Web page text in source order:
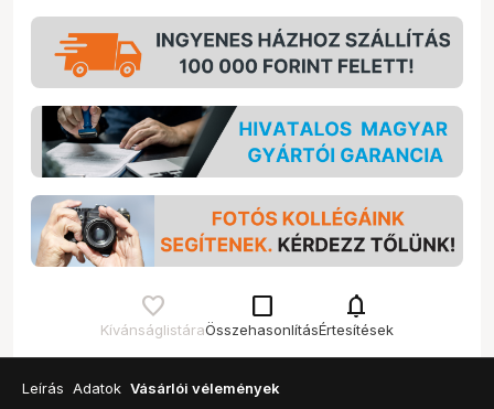
Kívánságlistára
check_box_outline_blank
Összehasonlítás
notifications
Értesítések
Leírás Adatok Vásárlói vélemények